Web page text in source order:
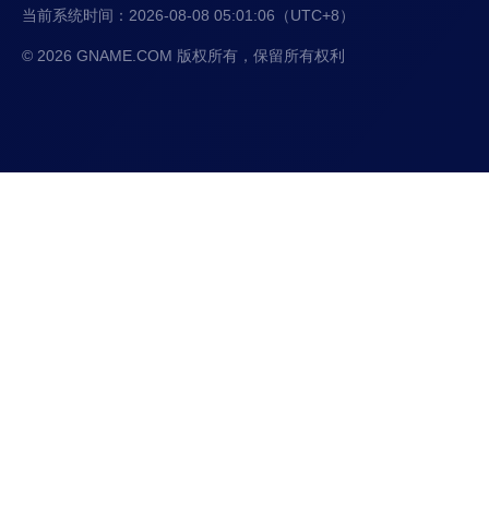
当前系统时间： 2026-08-08 05:01:06 （UTC+8）
© 2026 GNAME.COM 版权所有，保留所有权利